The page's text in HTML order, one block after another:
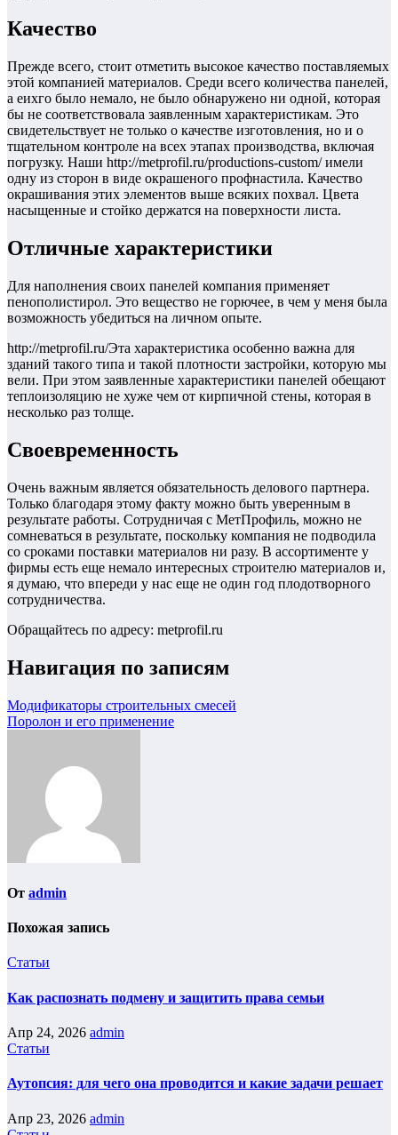
Качество
Прежде всего, стоит отметить высокое качество поставляемых
этой компанией материалов. Среди всего количества панелей,
а еихго было немало, не было обнаружено ни одной, которая
бы не соответствовала заявленным характеристикам. Это
свидетельствует не только о качестве изготовления, но и о
тщательном контроле на всех этапах производства, включая
погрузку. Наши http://metprofil.ru/productions-custom/ имели
одну из сторон в виде окрашеного профнастила. Качество
окрашивания этих элементов выше всяких похвал. Цвета
насыщенные и стойко держатся на поверхности листа.
Отличные характеристики
Для наполнения своих панелей компания применяет
пенополистирол. Это вещество не горючее, в чем у меня была
возможность убедиться на личном опыте.
http://metprofil.ru/Эта характеристика особенно важна для
зданий такого типа и такой плотности застройки, которую мы
вели. При этом заявленные характеристики панелей обещают
теплоизоляцию не хуже чем от кирпичной стены, которая в
несколько раз толще.
Своевременность
Очень важным является обязательность делового партнера.
Только благодаря этому факту можно быть уверенным в
результате работы. Сотрудничая с МетПрофиль, можно не
сомневаться в результате, поскольку компания не подводила
со сроками поставки материалов ни разу. В ассортименте у
фирмы есть еще немало интересных строителю материалов и,
я думаю, что впереди у нас еще не один год плодотворного
сотрудничества.
Обращайтесь по адресу: metprofil.ru
Навигация по записям
Модификаторы строительных смесей
Поролон и его применение
От admin
Похожая запись
Статьи
Как распознать подмену и защитить права семьи
Апр 24, 2026 admin
Статьи
Аутопсия: для чего она проводится и какие задачи решает
Апр 23, 2026 admin